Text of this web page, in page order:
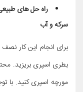
راه حل های
سرکه و آب
برای انجام این کار
بطری اسپری بریزید.
مورچه اسپری کنید. با